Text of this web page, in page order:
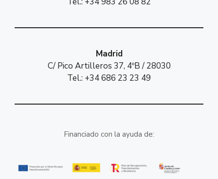
Madrid
C/ Pico Artilleros 37, 4ºB / 28030
Tel.: +34 686 23 23 49
Financiado con la ayuda de: